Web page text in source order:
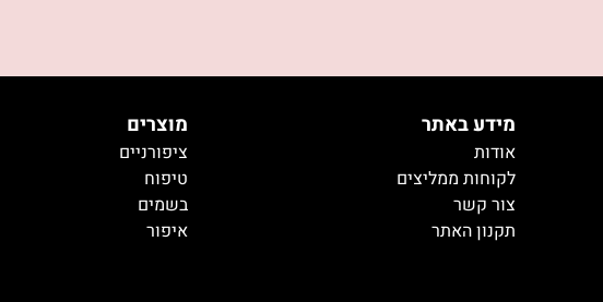
מידע באתר
אודות
לקוחות ממליצים
צור קשר
תקנון האתר
מוצרים
ציפורניים
טיפוח
בשמים
איפור